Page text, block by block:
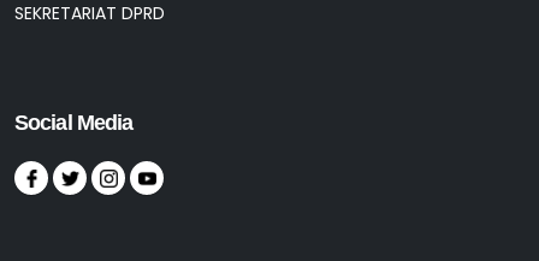
SEKRETARIAT DPRD
Social Media